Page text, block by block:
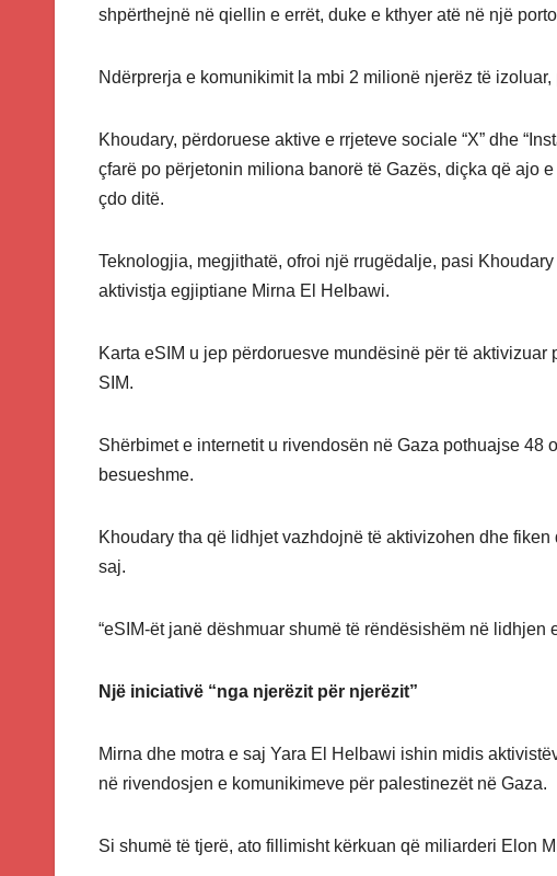
shpërthejnë në qiellin e errët, duke e kthyer atë në një
Ndërprerja e komunikimit la mbi 2 milionë njerëz të
Khoudary, përdoruese aktive e rrjeteve sociale “X” dhe
çfarë po përjetonin miliona banorë të Gazës, diçka që ajo
çdo ditë.
Teknologjia, megjithatë, ofroi një rrugëdalje, pasi
aktivistja egjiptiane Mirna El Helbawi.
Karta eSIM u jep përdoruesve mundësinë për të
SIM.
Shërbimet e internetit u rivendosën në Gaza pothuajse 48
besueshme.
Khoudary tha që lidhjet vazhdojnë të aktivizohen dhe
saj.
“eSIM-ët janë dëshmuar shumë të rëndësishëm në lidhjen
Një iniciativë “nga njerëzit për njerëzit”
Mirna dhe motra e saj Yara El Helbawi ishin midis
në rivendosjen e komunikimeve për palestinezët në Gaza.
Si shumë të tjerë, ato fillimisht kërkuan që miliarderi Elon